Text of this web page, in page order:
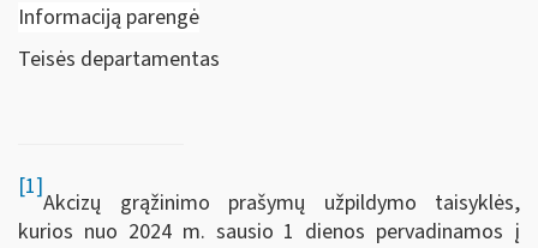
Informaciją parengė
Teisės departamentas
[1]
Akcizų grąžinimo prašymų užpildymo taisyklės,
kurios nuo 2024 m. sausio 1 dienos pervadinamos į